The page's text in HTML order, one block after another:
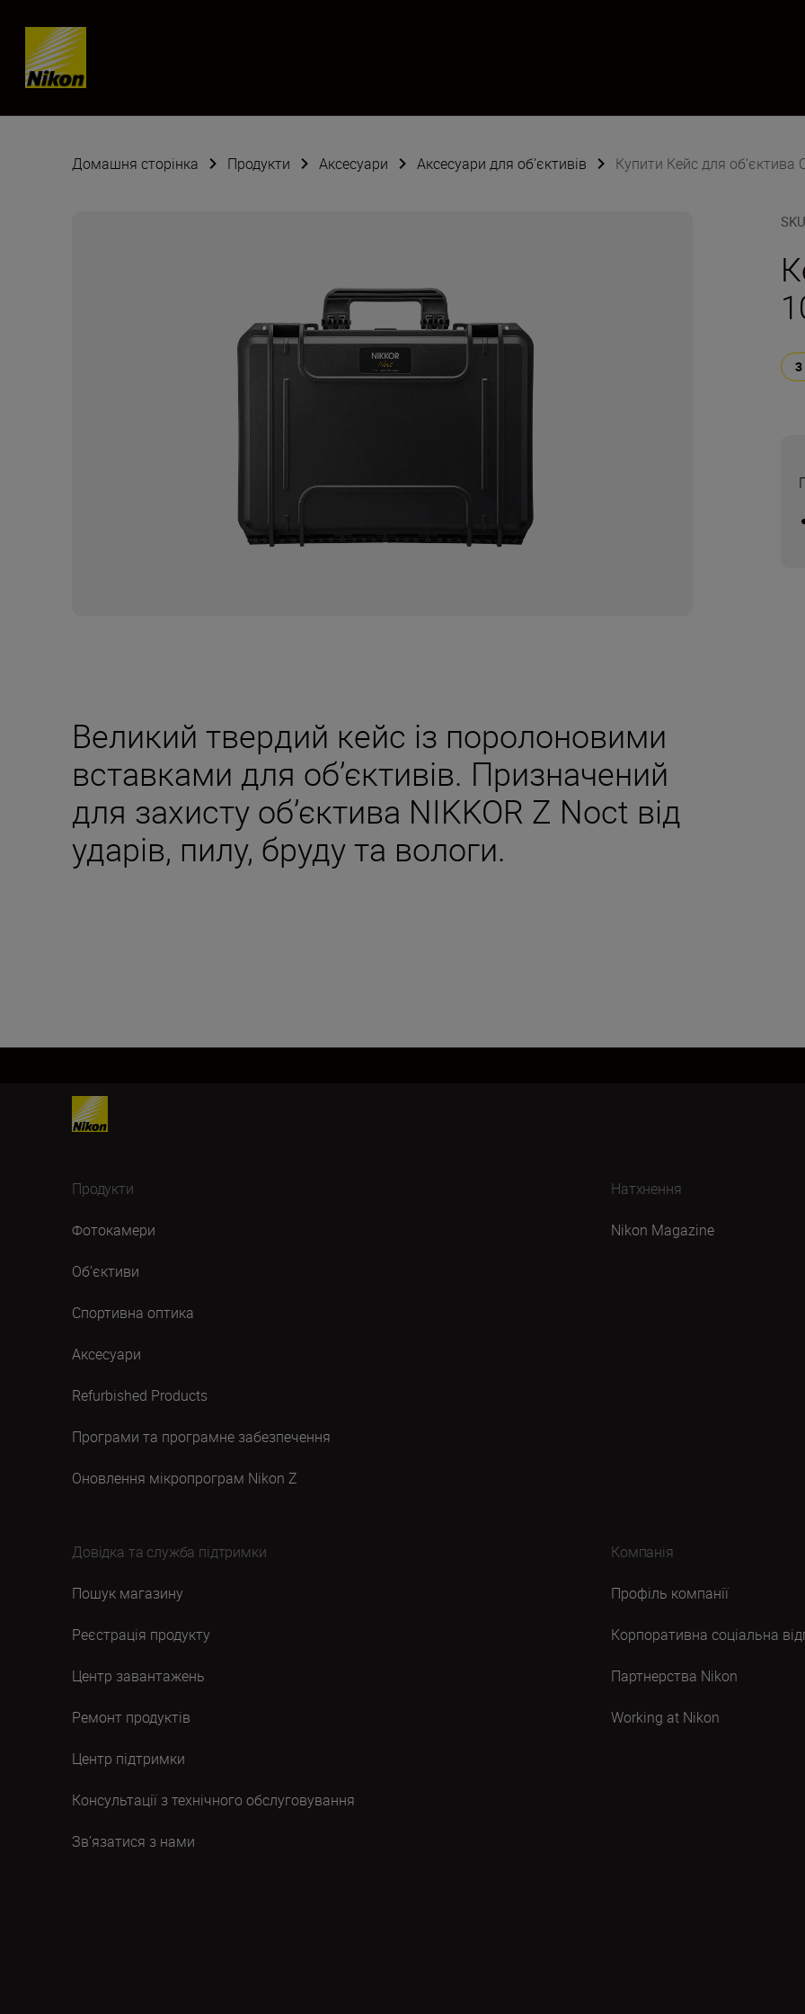
Skip content
Домашня сторінка Продукти Аксесуари Аксесуари для об’єктивів Купити Кейс для об’єктива
SKU
Великий твердий кейс із поролоновими
вставками для об’єктивів. Призначений
для захисту об’єктива NIKKOR Z Noct від
ударів, пилу, бруду та вологи.
Продукти
Фотокамери
Об’єктиви
Спортивна оптика
Аксесуари
Refurbished Products
Програми та програмне забезпечення
Оновлення мікропрограм Nikon Z
Натхнення
Nikon Magazine
Довідка та служба підтримки
Пошук магазину
Реєстрація продукту
Центр завантажень
Ремонт продуктів
Центр підтримки
Консультації з технічного обслуговування
Зв’язатися з нами
Компанія
Профіль компанії
Корпоративна соціальна
Партнерства Nikon
Working at Nikon